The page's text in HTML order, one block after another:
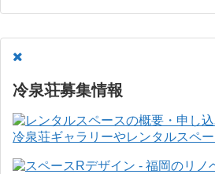
冷泉荘募集情報
冷泉荘ギャラリーやレンタルスペ